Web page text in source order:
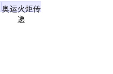
奥运火炬传
递